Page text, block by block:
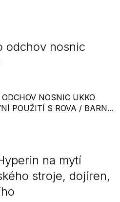
odchov nosnic
NOSNIC UKKO
POUŽITÍ S ROVA / BARN...
na mytí
stroje, dojíren,